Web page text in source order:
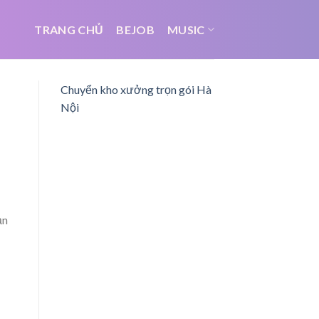
TRANG CHỦ BEJOB MUSIC
Chuyển kho xưởng trọn gói Hà
Nội